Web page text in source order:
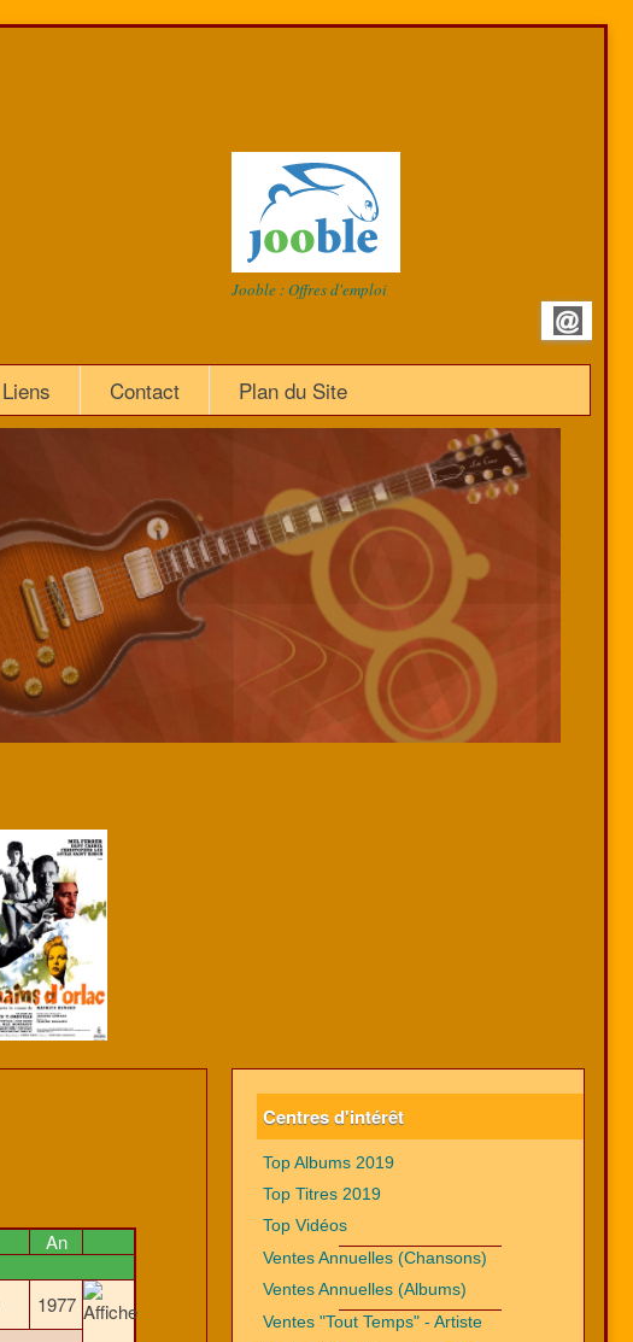
Jooble : Offres d'emploi
Liens Contact Plan du Site
An
1977
Centres d'intérêt
Top Albums 2019
Top Titres 2019
Top Vidéos
Ventes Annuelles (Chansons)
Ventes Annuelles (Albums)
Ventes "Tout Temps" - Artiste